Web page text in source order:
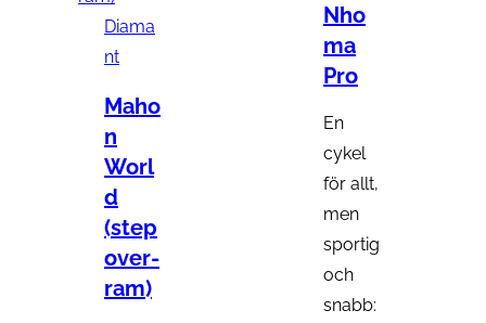
Diama
nt
Maho
n
Worl
d
(step
over-
ram)
Nho
ma
Pro
En
cykel
för allt,
men
sportig
och
snabb: